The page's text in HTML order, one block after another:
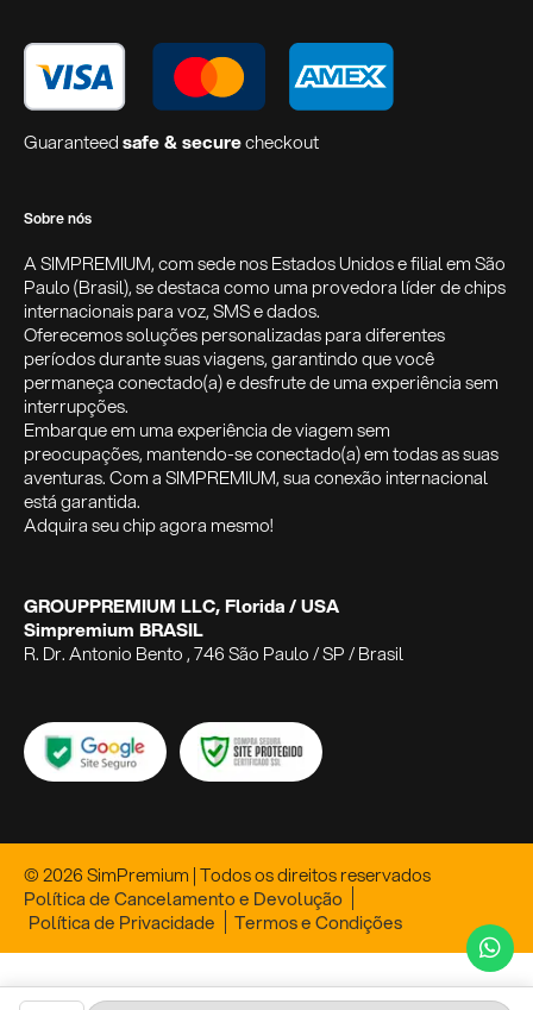
Guaranteedsafe & securecheckout
Sobre nós
A SIMPREMIUM, com sede nos Estados Unidos e filial em São
Paulo (Brasil), se destaca como uma provedora líder de chips
internacionais para voz, SMS e dados.
Oferecemos soluções personalizadas para diferentes
períodos durante suas viagens, garantindo que você
permaneça conectado(a) e desfrute de uma experiência sem
interrupções.
Embarque em uma experiência de viagem sem
preocupações, mantendo-se conectado(a) em todas as suas
aventuras. Com a SIMPREMIUM, sua conexão internacional
está garantida.
Adquira seu chip agora mesmo!
GROUPPREMIUM LLC, Florida / USA
Simpremium BRASIL
R. Dr. Antonio Bento , 746 São Paulo / SP / Brasil
© 2026 SimPremium | Todos os direitos reservados
Política de Cancelamento e Devolução
Política de Privacidade
Termos e Condições